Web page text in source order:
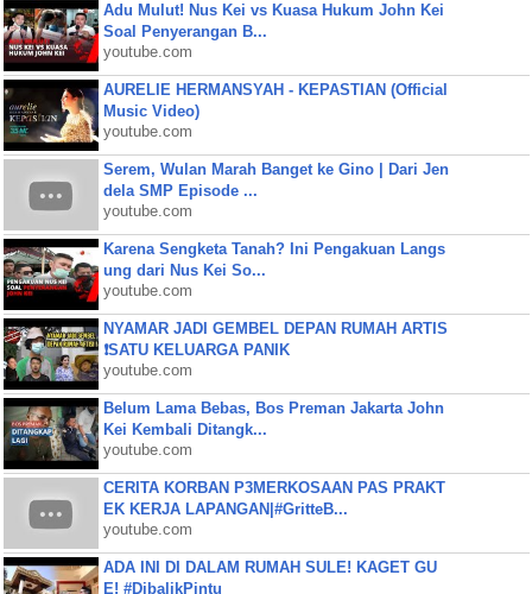
Adu Mulut! Nus Kei vs Kuasa Hukum John Kei
Soal Penyerangan B...
youtube.com
AURELIE HERMANSYAH - KEPASTIAN (Official
Music Video)
youtube.com
Serem, Wulan Marah Banget ke Gino | Dari Jen
dela SMP Episode ...
youtube.com
Karena Sengketa Tanah? Ini Pengakuan Langs
ung dari Nus Kei So...
youtube.com
NYAMAR JADI GEMBEL DEPAN RUMAH ARTIS
❗SATU KELUARGA PANIK
youtube.com
Belum Lama Bebas, Bos Preman Jakarta John
Kei Kembali Ditangk...
youtube.com
CERITA KORBAN P3MERKOSAAN PAS PRAKT
EK KERJA LAPANGAN|#GritteB...
youtube.com
ADA INI DI DALAM RUMAH SULE! KAGET GU
E! #DibalikPintu